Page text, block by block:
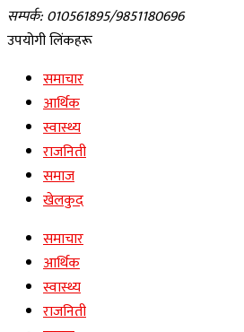
सम्पर्क: 010561895/9851180696
उपयोगी लिंकहरू
समाचार
आर्थिक
स्वास्थ्य
राजनिती
समाज
खेलकुद
समाचार
आर्थिक
स्वास्थ्य
राजनिती